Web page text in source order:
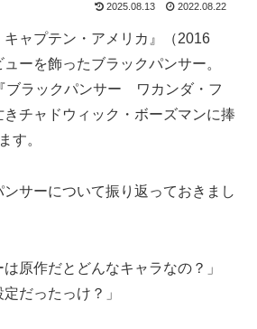
2025.08.13 2022.08.22
ャプテン・アメリカ』（2016
ーを飾ったブラックパンサー。
ブラックパンサー ワカンダ・フ
きチャドウィック・ボーズマンに捧
す。
サーについて振り返っておきまし
は原作だとどんなキャラなの？」
だったっけ？」